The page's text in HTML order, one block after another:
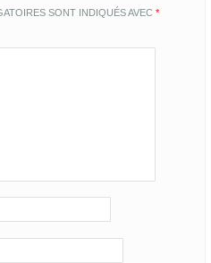
SONT INDIQUÉS AVEC *